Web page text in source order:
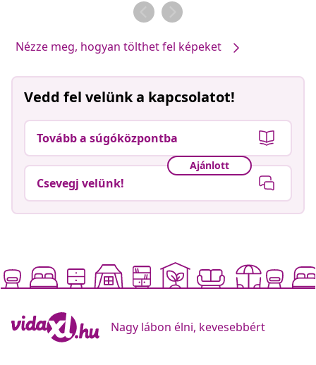
Nézze meg, hogyan tölthet fel képeket
Vedd fel velünk a kapcsolatot!
Tovább a súgóközpontba
Ajánlott
Csevegj velünk!
Nagy lábon élni, kevesebbért